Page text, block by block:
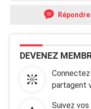
Répondre
DEVENEZ
partagent
Suivez